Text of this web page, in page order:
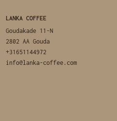
LANKA COFFEE
Goudakade 11-N
2802 AA Gouda
+31651144972
info@lanka-coffee.com